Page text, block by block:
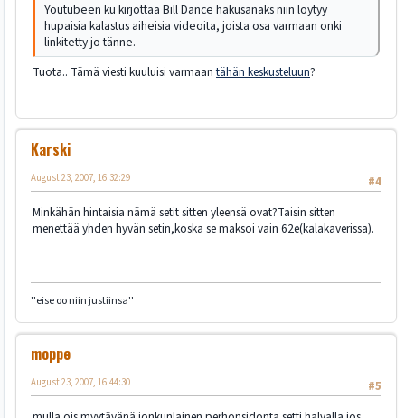
Youtubeen ku kirjottaa Bill Dance hakusanaks niin löytyy
hupaisia kalastus aiheisia videoita, joista osa varmaan onki
linkitetty jo tänne.
Tuota.. Tämä viesti kuuluisi varmaantähän keskusteluun?
Karski
#4
August 23, 2007, 16:32:29
Minkähän hintaisia nämä setit sitten yleensä ovat?Taisin sitten
menettää yhden hyvän setin,koska se maksoi vain 62e(kalakaverissa).
''eise oo niin justiinsa''
moppe
#5
August 23, 2007, 16:44:30